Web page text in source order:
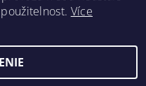
práva vyhradené
Více